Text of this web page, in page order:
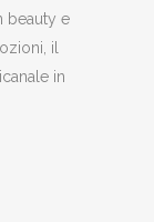
beauty e
il
in